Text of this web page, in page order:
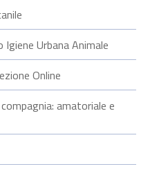
Igiene Urbana Animale
Online
amatoriale e